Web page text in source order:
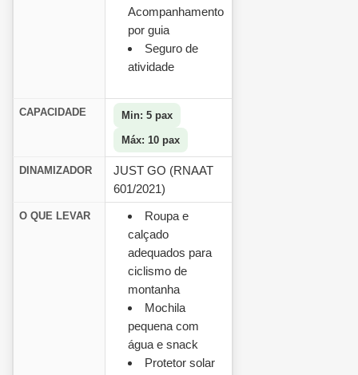
Acompanhamento
por guia
Seguro de
atividade
CAPACIDADE Min: 5 pax
Máx: 10 pax
DINAMIZADOR
JUST GO (RNAAT
601/2021)
O QUE LEVAR
Roupa e
calçado
adequados para
ciclismo de
montanha
Mochila
pequena com
água e snack
Protetor solar